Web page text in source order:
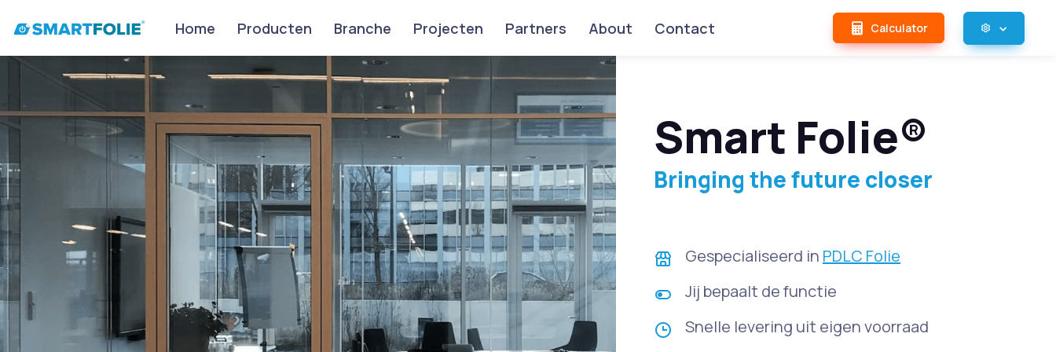
Home Producten Branche Projecten Partners About Contact Calculator
Smart Folie®
Bringing the future closer
Gespecialiseerd in PDLC Folie
Jij bepaalt de functie
Snelle levering uit eigen voorraad